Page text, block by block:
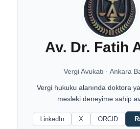
Av. Dr. Fatih
Vergi Avukatı · Ankara
Vergi hukuku alanında doktora
mesleki deneyime sahip
LinkedIn X ORCID